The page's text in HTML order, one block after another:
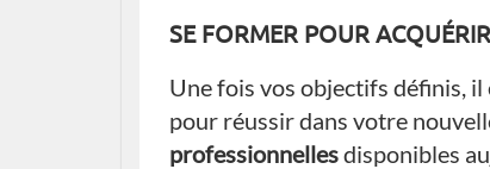
SE FORMER POUR
Une fois vos objectifs définis, il
pour réussir dans votre
professionnellesdisponibles